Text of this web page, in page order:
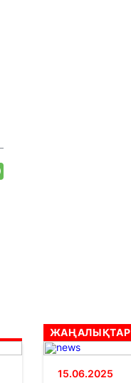
ЖАҢАЛЫҚТАР
15.06.2025